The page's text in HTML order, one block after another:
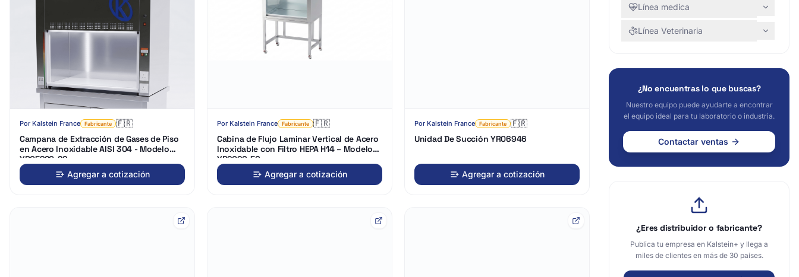
Por Kalstein France Fabricante 🇫🇷
Campana de Extracción de Gases de Piso
en Acero Inoxidable AISI 304 - Modelo
YR05820-SS
Agregar a cotización
Por Kalstein France Fabricante 🇫🇷
Cabina de Flujo Laminar Vertical de Acero
Inoxidable con Filtro HEPA H14 – Modelo
YR2026-56
Agregar a cotización
Por Kalstein France Fabricante 🇫🇷
Unidad De Succión YR06946
Agregar a cotización
Línea medica
Línea Veterinaria
¿No encuentras lo que buscas?
Nuestro equipo puede ayudarte a encontrar
el equipo ideal para tu laboratorio o industria.
Contactar ventas
¿Eres distribuidor o fabricante?
Publica tu empresa en Kalstein+ y llega a
miles de clientes en más de 30 países.